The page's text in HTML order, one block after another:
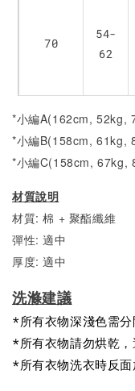
70
54-
62
*小編A(162cm, 52kg,
*小編B(158cm, 61kg,
*小編C(158cm, 67kg,
材質說明
材質: 棉 + 聚酯纖維
彈性: 適中
厚度: 適中
洗滌建議
*所有衣物深淺色需分
*所有衣物請勿烘乾，
*所有衣物洗衣時反面